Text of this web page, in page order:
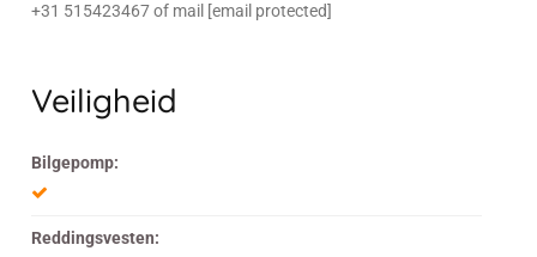
+31 515423467 of mail [email protected]
Veiligheid
Bilgepomp:
Reddingsvesten: